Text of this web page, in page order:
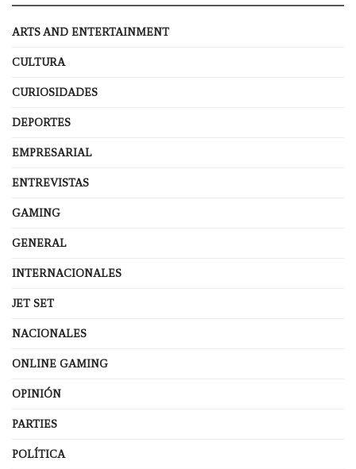
ARTS AND ENTERTAINMENT
CULTURA
CURIOSIDADES
DEPORTES
EMPRESARIAL
ENTREVISTAS
GAMING
GENERAL
INTERNACIONALES
JET SET
NACIONALES
ONLINE GAMING
OPINIÓN
PARTIES
POLÍTICA